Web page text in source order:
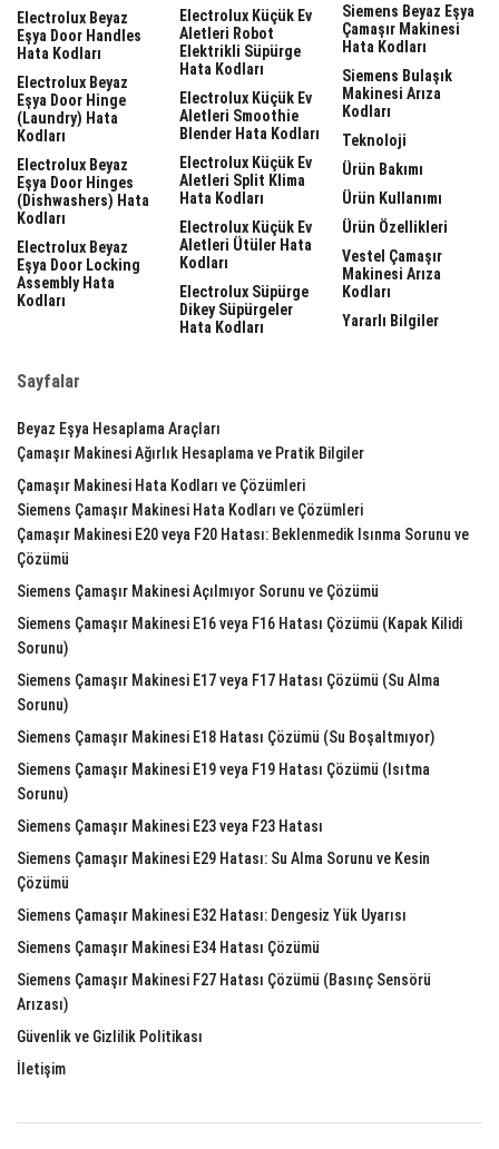
Electrolux Beyaz
Eşya Door Handles
Hata Kodları
Electrolux Beyaz
Eşya Door Hinge
(laundry) Hata
Kodları
Electrolux Beyaz
Eşya Door Hinges
(dishwashers) Hata
Kodları
Electrolux Beyaz
Eşya Door Locking
Assembly Hata
Kodları
Electrolux Küçük Ev
Aletleri Robot
Elektrikli Süpürge
Hata Kodları
Electrolux Küçük Ev
Aletleri Smoothie
Blender Hata Kodları
Electrolux Küçük Ev
Aletleri Split Klima
Hata Kodları
Electrolux Küçük Ev
Aletleri Ütüler Hata
Kodları
Electrolux Süpürge
Dikey Süpürgeler
Hata Kodları
Siemens Beyaz Eşya
Çamaşır Makinesi
Hata Kodları
Siemens Bulaşık
Makinesi Arıza
Kodları
Teknoloji
Ürün Bakımı
Ürün Kullanımı
Ürün Özellikleri
Vestel Çamaşır
Makinesi Arıza
Kodları
Yararlı Bilgiler
Sayfalar
Beyaz Eşya Hesaplama Araçları
Çamaşır Makinesi Ağırlık Hesaplama ve Pratik Bilgiler
Çamaşır Makinesi Hata Kodları ve Çözümleri
Siemens Çamaşır Makinesi Hata Kodları ve Çözümleri
Çamaşır Makinesi E20 veya F20 Hatası: Beklenmedik Isınma Sorunu ve
Çözümü
Siemens Çamaşır Makinesi Açılmıyor Sorunu ve Çözümü
Siemens Çamaşır Makinesi E16 veya F16 Hatası Çözümü (Kapak Kilidi
Sorunu)
Siemens Çamaşır Makinesi E17 veya F17 Hatası Çözümü (Su Alma
Sorunu)
Siemens Çamaşır Makinesi E18 Hatası Çözümü (Su Boşaltmıyor)
Siemens Çamaşır Makinesi E19 veya F19 Hatası Çözümü (Isıtma
Sorunu)
Siemens Çamaşır Makinesi E23 veya F23 Hatası
Siemens Çamaşır Makinesi E29 Hatası: Su Alma Sorunu ve Kesin
Çözümü
Siemens Çamaşır Makinesi E32 Hatası: Dengesiz Yük Uyarısı
Siemens Çamaşır Makinesi E34 Hatası Çözümü
Siemens Çamaşır Makinesi F27 Hatası Çözümü (Basınç Sensörü
Arızası)
Güvenlik ve Gizlilik Politikası
İletişim